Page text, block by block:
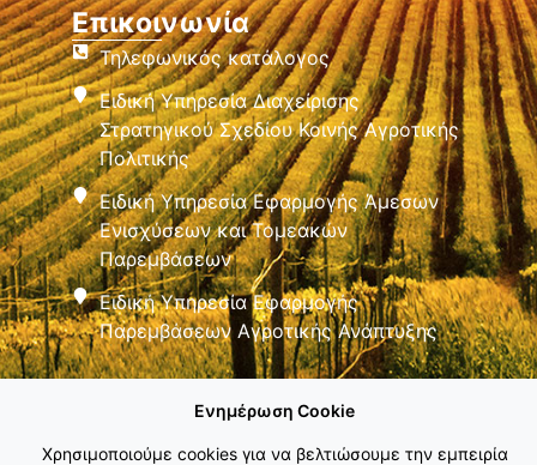
Επικοινωνία
Τηλεφωνικός κατάλογος
Ειδική Υπηρεσία Διαχείρισης
Στρατηγικού Σχεδίου Κοινής Αγροτικής
Πολιτικής
Ειδική Υπηρεσία Εφαρμογής Άμεσων
Ενισχύσεων και Τομεακών
Παρεμβάσεων
Ειδική Υπηρεσία Εφαρμογής
Παρεμβάσεων Αγροτικής Ανάπτυξης
Ενημέρωση Cookie
Χρησιμοποιούμε cookies για να βελτιώσουμε την εμπειρία